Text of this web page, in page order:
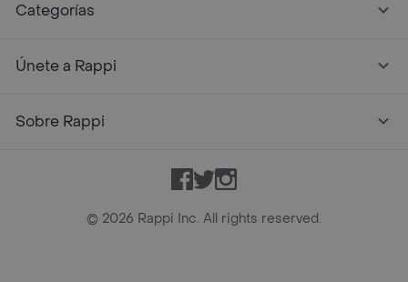
Categorías
Únete a Rappi
Sobre Rappi
Facebook
TwitterInstagram
© 2026 Rappi Inc. All rights reserved.